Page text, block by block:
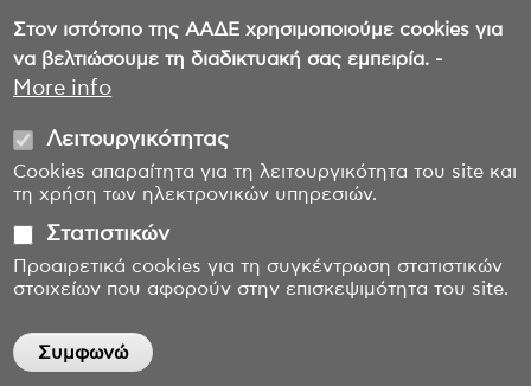
Στον ιστότοπο της ΑΑΔΕ χρησιμοποιούμε cookies για
να βελτιώσουμε τη διαδικτυακή σας εμπειρία. -
More info
Λειτουργικότητας
Cookies απαραίτητα για τη λειτουργικότητα του site και
τη χρήση των ηλεκτρονικών υπηρεσιών.
Στατιστικών
Προαιρετικά cookies για τη συγκέντρωση στατιστικών
στοιχείων που αφορούν στην επισκεψιμότητα του site.
Συμφωνώ
Αδειοδοτημένος κατά Α.1158/2023
Ημερ.Αδειοδότησης 13/1/2025